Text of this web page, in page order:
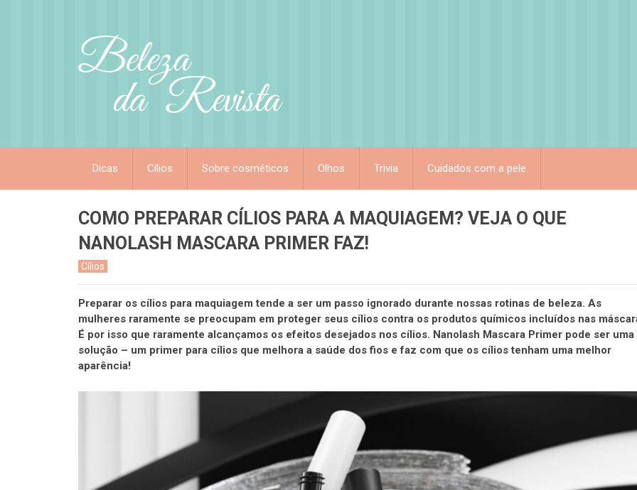
Dicas Cílios Sobre cosméticos Olhos Trivia Cuidados com a pele
COMO PREPARAR CÍLIOS PARA A MAQUIAGEM? VEJA O QUE
NANOLASH MASCARA PRIMER FAZ!
Cílios
Preparar os cílios para maquiagem tende a ser um passo ignorado durante nossas rotinas de beleza. As
mulheres raramente se preocupam em proteger seus cílios contra os produtos químicos incluídos nas
É por isso que raramente alcançamos os efeitos desejados nos cílios. Nanolash Mascara Primer pode ser uma
solução – um primer para cílios que melhora a saúde dos fios e faz com que os cílios tenham uma melhor
aparência!